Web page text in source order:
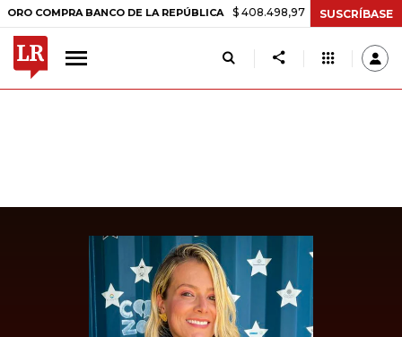
BANCO DE LA REPÚBLICA $ 408.498,97 +$ 8.753,81 +2,19%
SUSCRÍBASE